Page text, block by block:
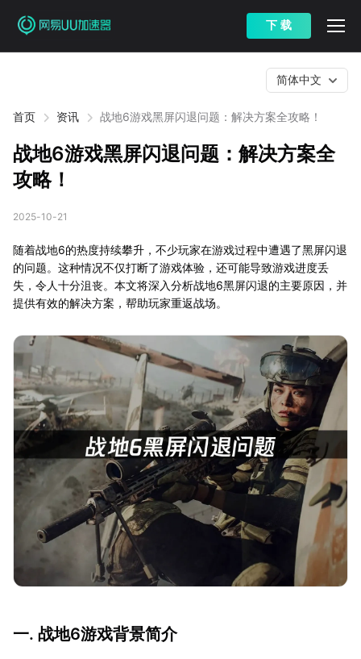
下 载
首页 资讯 战地6游戏黑屏闪退问题：解决方案全攻略！
简体中文
战地6游戏黑屏闪退问题：解决方案全
攻略！
2025-10-21
随着战地6的热度持续攀升，不少玩家在游戏过程中遭遇了黑屏闪退
的问题。这种情况不仅打断了游戏体验，还可能导致游戏进度丢
失，令人十分沮丧。本文将深入分析战地6黑屏闪退的主要原因，并
提供有效的解决方案，帮助玩家重返战场。
一. 战地6游戏背景简介